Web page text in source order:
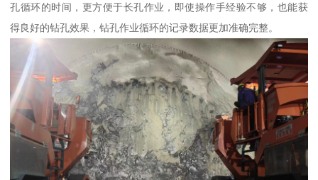
孔循环的时间，更方便于长孔作业，即使操作手经验不够，也能获
得良好的钻孔效果，钻孔作业循环的记录数据更加准确完整。